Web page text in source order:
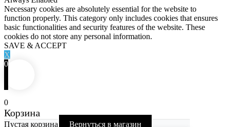
Necessary cookies are absolutely essential for the website to
function properly. This category only includes cookies that ensures
basic functionalities and security features of the website. These
cookies do not store any personal information.
SAVE & ACCEPT
X
0
0
Корзина
Пустая корзина Вернуться в магазин